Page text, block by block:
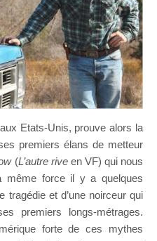
Etats-Unis, prouve alors la
premiers élans de metteur
(L’autre riveen VF) qui nous
même force il y a quelques
tragédie et d’une noirceur qui
premiers longs-métrages.
forte de ces mythes